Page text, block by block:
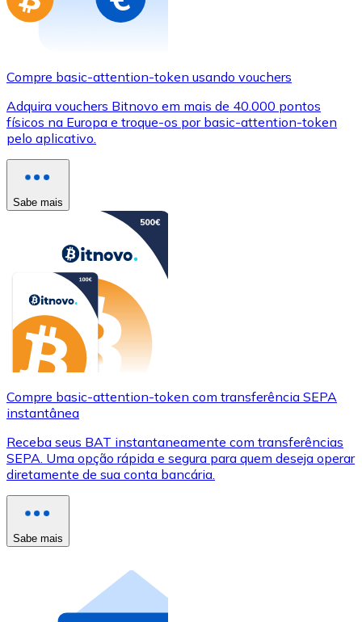
Compre basic-attention-token usando vouchers
Adquira vouchers Bitnovo em mais de 40.000 pontos
físicos na Europa e troque-os por basic-attention-token
pelo aplicativo.
Sabe mais
Compre basic-attention-token com transferência SEPA
instantânea
Receba seus BAT instantaneamente com transferências
SEPA. Uma opção rápida e segura para quem deseja operar
diretamente de sua conta bancária.
Sabe mais